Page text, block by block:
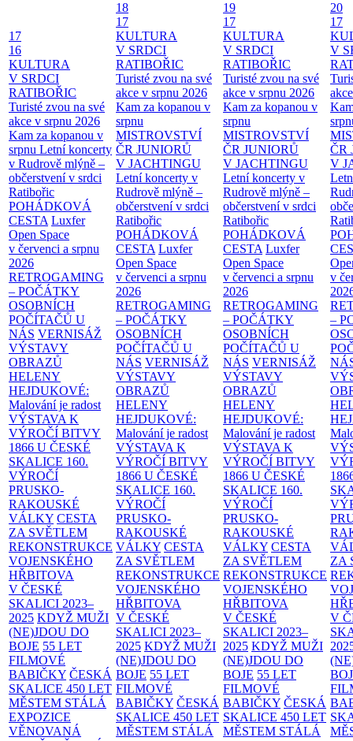
17
16
KULTURA
V SRDCI
RATIBOŘIC
Turisté zvou na své
akce v srpnu 2026
Kam za kopanou v
srpnu Letní koncerty
v Rudrově mlýně –
občerstvení v srdci
Ratibořic
POHÁDKOVÁ
CESTA Luxfer
Open Space
v červenci a srpnu
2026
RETROGAMING
– POČÁTKY
OSOBNÍCH
POČÍTAČŮ U
NÁS VERNISÁŽ
VÝSTAVY
OBRAZŮ
HELENY
HEJDUKOVÉ:
Malování je radost
VÝSTAVA K
VÝROČÍ BITVY
1866 U ČESKÉ
SKALICE 160.
VÝROČÍ
PRUSKO-
RAKOUSKÉ
VÁLKY CESTA
ZA SVĚTLEM
REKONSTRUKCE
VOJENSKÉHO
HŘBITOVA
V ČESKÉ
SKALICI 2023–
2025 KDYŽ MUŽI
(NE)JDOU DO
BOJE 55 LET
FILMOVÉ
BABIČKY ČESKÁ
SKALICE 450 LET
MĚSTEM STÁLÁ
EXPOZICE
VĚNOVANÁ
18
17
KULTURA
V SRDCI
RATIBOŘIC
Turisté zvou na své
akce v srpnu 2026
Kam za kopanou v
srpnu
MISTROVSTVÍ
ČR JUNIORŮ
V JACHTINGU
Letní koncerty v
Rudrově mlýně –
občerstvení v srdci
Ratibořic
POHÁDKOVÁ
CESTA Luxfer
Open Space
v červenci a srpnu
2026
RETROGAMING
– POČÁTKY
OSOBNÍCH
POČÍTAČŮ U
NÁS VERNISÁŽ
VÝSTAVY
OBRAZŮ
HELENY
HEJDUKOVÉ:
Malování je radost
VÝSTAVA K
VÝROČÍ BITVY
1866 U ČESKÉ
SKALICE 160.
VÝROČÍ
PRUSKO-
RAKOUSKÉ
VÁLKY CESTA
ZA SVĚTLEM
REKONSTRUKCE
VOJENSKÉHO
HŘBITOVA
V ČESKÉ
SKALICI 2023–
2025 KDYŽ MUŽI
(NE)JDOU DO
BOJE 55 LET
FILMOVÉ
BABIČKY ČESKÁ
SKALICE 450 LET
MĚSTEM STÁLÁ
19
17
KULTURA
V SRDCI
RATIBOŘIC
Turisté zvou na své
akce v srpnu 2026
Kam za kopanou v
srpnu
MISTROVSTVÍ
ČR JUNIORŮ
V JACHTINGU
Letní koncerty v
Rudrově mlýně –
občerstvení v srdci
Ratibořic
POHÁDKOVÁ
CESTA Luxfer
Open Space
v červenci a srpnu
2026
RETROGAMING
– POČÁTKY
OSOBNÍCH
POČÍTAČŮ U
NÁS VERNISÁŽ
VÝSTAVY
OBRAZŮ
HELENY
HEJDUKOVÉ:
Malování je radost
VÝSTAVA K
VÝROČÍ BITVY
1866 U ČESKÉ
SKALICE 160.
VÝROČÍ
PRUSKO-
RAKOUSKÉ
VÁLKY CESTA
ZA SVĚTLEM
REKONSTRUKCE
VOJENSKÉHO
HŘBITOVA
V ČESKÉ
SKALICI 2023–
2025 KDYŽ MUŽI
(NE)JDOU DO
BOJE 55 LET
FILMOVÉ
BABIČKY ČESKÁ
SKALICE 450 LET
MĚSTEM STÁLÁ
20
17
V
ČR
V
v
–
ZA
V